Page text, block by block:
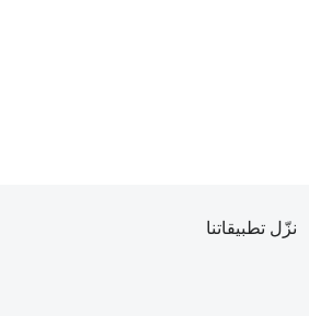
نزّل تطبيقاتنا